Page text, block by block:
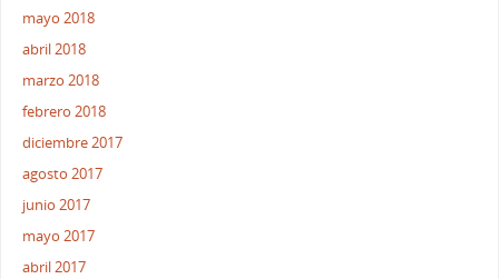
mayo 2018
abril 2018
marzo 2018
febrero 2018
diciembre 2017
agosto 2017
junio 2017
mayo 2017
abril 2017